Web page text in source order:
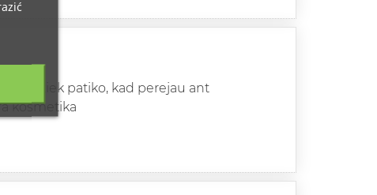
ant tiek patiko, kad perejau ant
kosmetika